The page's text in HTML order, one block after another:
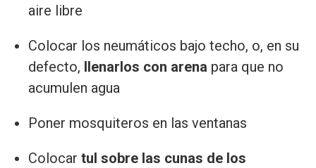
aire libre
Colocar los neumáticos bajo techo, o, en su
defecto, llenarlos con arena para que no
acumulen agua
Poner mosquiteros en las ventanas
Colocar tul sobre las cunas de los